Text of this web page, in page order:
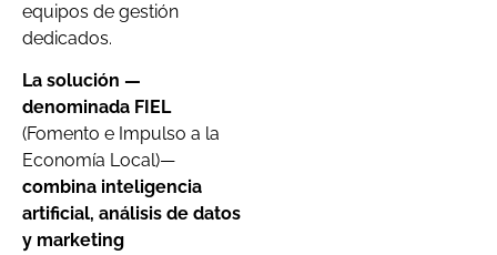
equipos de gestión
dedicados.
La solución —
denominada FIEL
(Fomento e Impulso a la
Economía Local)—
combina inteligencia
artificial, análisis de datos
y marketing